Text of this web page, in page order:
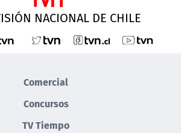
NACIONAL DE CHILE
Comercial
Concursos
TV Tiempo